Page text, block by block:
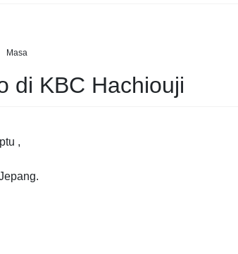
Masa
di KBC Hachiouji
,